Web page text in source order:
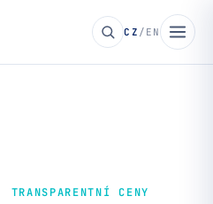
CZ / EN
CENY